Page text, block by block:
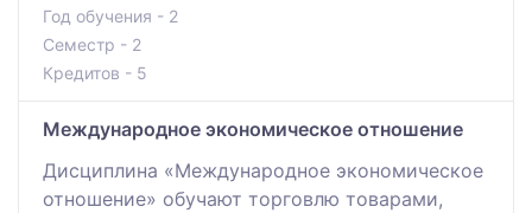
Год обучения - 2
Семестр - 2
Кредитов - 5
Международное экономическое отношение
Дисциплина «Международное экономическое
отношение» обучают торговлю товарами,